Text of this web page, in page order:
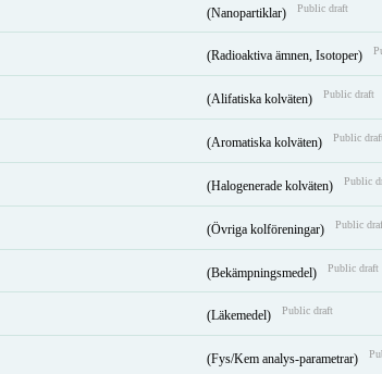
(Nanopartiklar) Public draft
(Radioaktiva ämnen, Isotoper)
(Alifatiska kolväten) Public draft
(Aromatiska kolväten) Public
(Halogenerade kolväten) Public
(Övriga kolföreningar) Public
(Bekämpningsmedel) Public draft
(Läkemedel) Public draft
(Fys/Kem analys-parametrar)